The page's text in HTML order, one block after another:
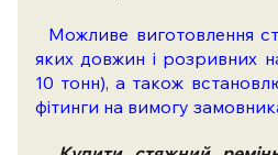
Можливе виготовлення
яких довжин і розривних
10 тонн), а також
фітинги на вимогу